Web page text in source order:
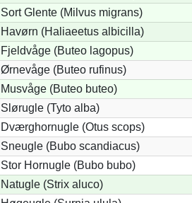
Sort Glente (Milvus migrans)
Havørn (Haliaeetus albicilla)
Fjeldvåge (Buteo lagopus)
Ørnevåge (Buteo rufinus)
Musvåge (Buteo buteo)
Slørugle (Tyto alba)
Dværghornugle (Otus scops)
Sneugle (Bubo scandiacus)
Stor Hornugle (Bubo bubo)
Natugle (Strix aluco)